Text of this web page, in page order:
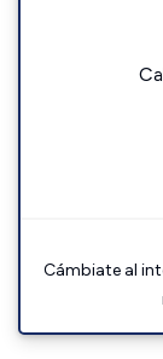
Cámbiate al